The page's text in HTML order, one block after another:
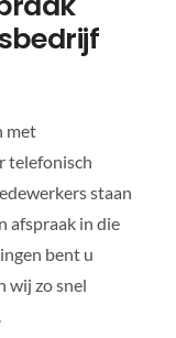
met
telefonisch
staan
afspraak in die
bent u
wij zo snel